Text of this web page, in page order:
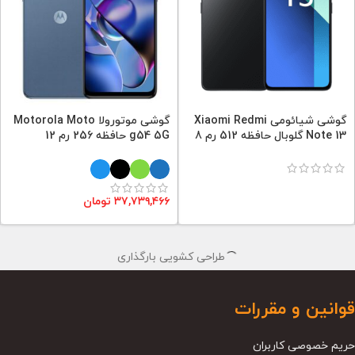
گوشی شیائومی Xiaomi Redmi
Note 13 گلوبال حافظه 512 رم 8
گوشی موتورولا Motorola Moto
g54 5G حافظه 256 رم 12
۳۷,۷۳۹,۴۶۶ تومان
طراحی کشویی بارگذاری
قوانین و مقررات
حریم خصوصی کاربران